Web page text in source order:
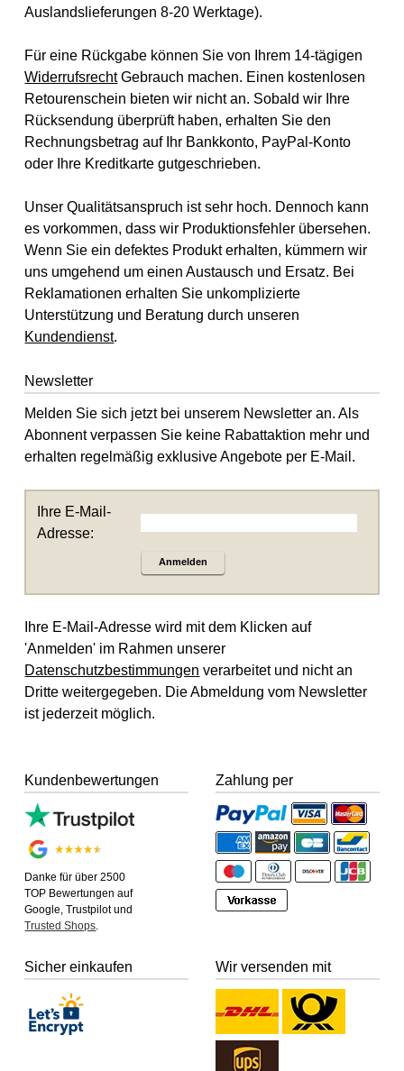
Auslandslieferungen 8-20 Werktage).
Für eine Rückgabe können Sie von Ihrem 14-tägigen
WiderrufsrechtGebrauch machen. Einen kostenlosen
Retourenschein bieten wir nicht an. Sobald wir Ihre
Rücksendung überprüft haben, erhalten Sie den
Rechnungsbetrag auf Ihr Bankkonto, PayPal-Konto
oder Ihre Kreditkarte gutgeschrieben.
Unser Qualitätsanspruch ist sehr hoch. Dennoch kann
es vorkommen, dass wir Produktionsfehler übersehen.
Wenn Sie ein defektes Produkt erhalten, kümmern wir
uns umgehend um einen Austausch und Ersatz. Bei
Reklamationen erhalten Sie unkomplizierte
Unterstützung und Beratung durch unseren
Kundendienst.
Newsletter
Melden Sie sich jetzt bei unserem Newsletter an. Als
Abonnent verpassen Sie keine Rabattaktion mehr und
erhalten regelmäßig exklusive Angebote per E-Mail.
Ihre E-Mail-
Adresse:
Anmelden
Ihre E-Mail-Adresse wird mit dem Klicken auf
'Anmelden' im Rahmen unserer
Datenschutzbestimmungen verarbeitet und nicht an
Dritte weitergegeben. Die Abmeldung vom Newsletter
ist jederzeit möglich.
Kundenbewertungen
Danke für über 2500
TOP Bewertungen auf
Google, Trustpilot und
Trusted Shops.
Zahlung per
Sicher einkaufen Wir versenden mit